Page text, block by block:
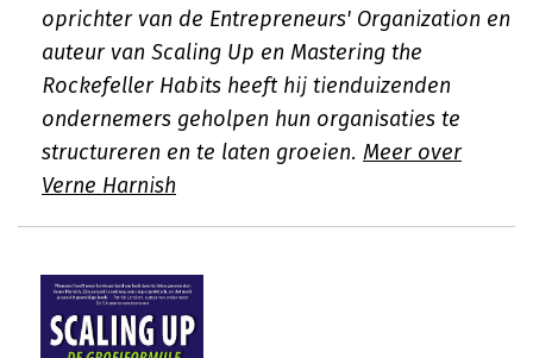
oprichter van de Entrepreneurs' Organization en
auteur van Scaling Up en Mastering the
Rockefeller Habits heeft hij tienduizenden
ondernemers geholpen hun organisaties te
structureren en te laten groeien. Meer over
Verne Harnish